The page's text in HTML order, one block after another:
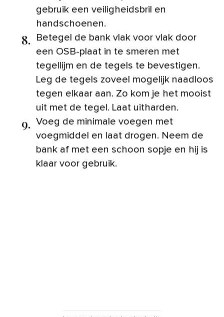
gebruik een veiligheidsbril en
handschoenen.
8.
Betegel de bank vlak voor vlak door
een OSB-plaat in te smeren met
tegellijm en de tegels te bevestigen.
Leg de tegels zoveel mogelijk naadloos
tegen elkaar aan. Zo kom je het mooist
uit met de tegel. Laat uitharden.
9. Voeg de minimale voegen met
voegmiddel en laat drogen. Neem de
bank af met een schoon sopje en hij is
klaar voor gebruik.